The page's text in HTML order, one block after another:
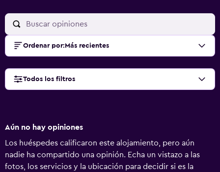
Ordenar por: Más recientes
Todos los filtros
Aún no hay opiniones
Los huéspedes calificaron este alojamiento, pero aún
nadie ha compartido una opinión. Echa un vistazo a las
fotos, los servicios y la ubicación para decidir si es la